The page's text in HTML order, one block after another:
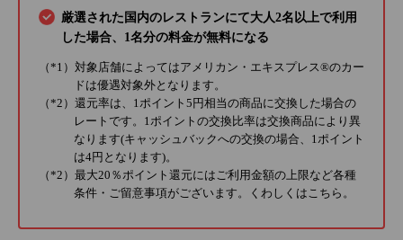
厳選された国内のレストランにて大人2名以上で利用
した場合、1名分の料金が無料になる
（*1）対象店舗によってはアメリカン・エキスプレス®のカー
ドは優遇対象外となります。
（*2）還元率は、1ポイント5円相当の商品に交換した場合の
レートです。1ポイントの交換比率は交換商品により異
なります(キャッシュバックへの交換の場合、1ポイント
は4円となります)。
（*2）最大20％ポイント還元にはご利用金額の上限など各種
条件・ご留意事項がございます。くわしくは こちら 。